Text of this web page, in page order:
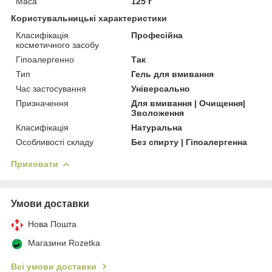
Користувальницькі характеристики
Класифікація
косметичного засобу
Професійна
Гіпоалергенно
Так
Тип
Гель для вмивання
Час застосування
Універсально
Призначення
Для вмивання | Очищення|
Зволоження
Класифікація
Натуральна
Особливості складу
Без спирту | Гіпоалергенна
Приховати
Умови доставки
Нова Пошта
Магазини Rozetka
Всі умови доставки